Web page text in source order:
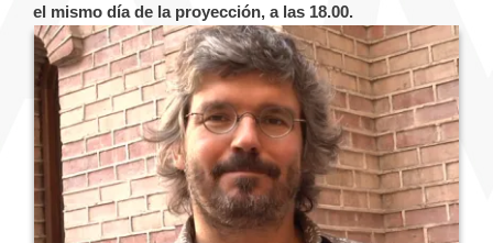
el mismo día de la proyección, a las 18.00.